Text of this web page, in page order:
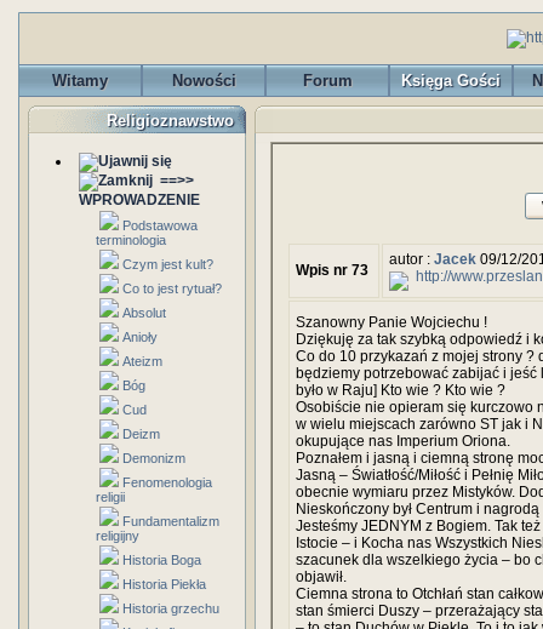
Witamy Nowości Forum Księga Gości
Religioznawstwo
==>>
WPROWADZENIE
Podstawowa
terminologia
Czym jest kult?
Co to jest rytuał?
Absolut
Anioły
Ateizm
Bóg
Cud
Deizm
Demonizm
Fenomenologia
religii
Fundamentalizm
religijny
Historia Boga
Historia Piekła
Historia grzechu
Wpis nr 73
autor : Jacek09/12/
http://
Szanowny Panie Wojciechu !
Dziękuję za tak szybką odpowiedź i
Co do 10 przykazań z mojej strony ?
będziemy potrzebować zabijać i jeść
było w Raju] Kto wie ? Kto wie ?
Osobiście nie opieram się kurczowo
w wielu miejscach zarówno ST jak i
okupujące nas Imperium Oriona.
Poznałem i jasną i ciemną stronę
Jasną – Światłość/Miłość i Pełnię
obecnie wymiaru przez Mistyków.
Nieskończony był Centrum i
Jesteśmy JEDNYM z Bogiem. Tak
Istocie – i Kocha nas Wszystkich
szacunek dla wszelkiego życia – bo
objawił.
Ciemna strona to Otchłań stan
stan śmierci Duszy – przerażający